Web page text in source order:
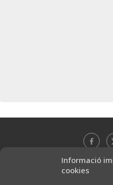
Informació
cookies